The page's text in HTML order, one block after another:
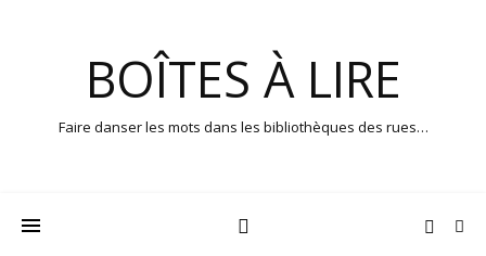
BOÎTES À LIRE
Faire danser les mots dans les bibliothèques des rues…